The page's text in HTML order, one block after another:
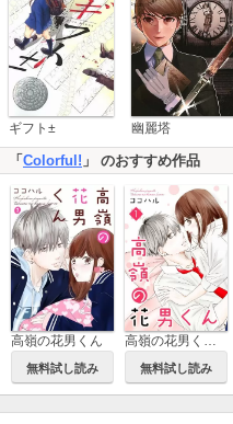
ギフト± 幽麗塔
「 Colorful! 」 のおすすめ作品
高嶺の花男くん
無料試し読み 無料試し読み